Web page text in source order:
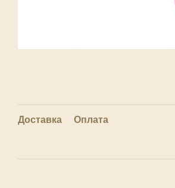
Доставка Оплата